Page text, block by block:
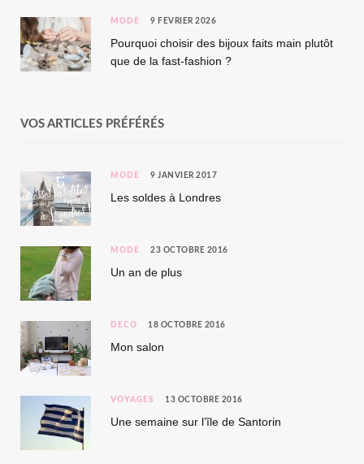
MODE 9 FÉVRIER 2026
Pourquoi choisir des bijoux faits main plutôt
que de la fast-fashion ?
VOS ARTICLES PRÉFÉRÉS
MODE 9 JANVIER 2017
Les soldes à Londres
MODE 23 OCTOBRE 2016
Un an de plus
DÉCO 18 OCTOBRE 2016
Mon salon
VOYAGES 13 OCTOBRE 2016
Une semaine sur l’île de Santorin